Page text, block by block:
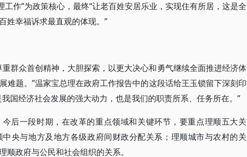
工作”为政策核心，最终“让老百姓安居乐业，实现住有所居，这是全
姓幸福诉求最直观的体现。”
群众首创精神，大胆探索，以更大决心和勇气继续全面推进经济体
难题。”温家宝总理在政府工作报告中的这段话给王玉锁留下深刻印
国经济社会发展的强大动力，也是我们的职责所系、任务所在。”
后一段时期，在改革的重点领域和关键环节，要重点理顺五大关
央与地方及地方各级政府间财政分配关系；理顺城市与农村的关
政府与公民和社会组织的关系。